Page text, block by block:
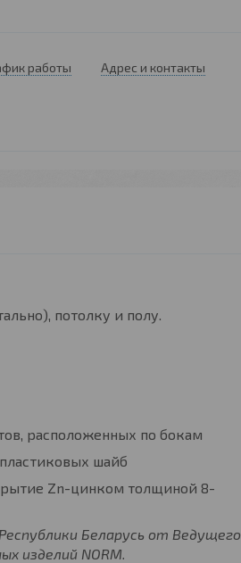
работы
Адрес и контакты
потолку и полу.
расположенных по бокам
шайб
Zn-цинком толщиной 8-
Беларусь от Ведущего
изделий NORM.